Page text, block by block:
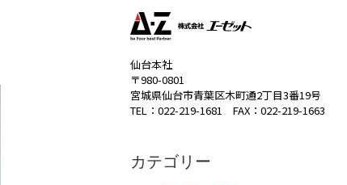
仙台本社
〒980-0801
宮城県仙台市青葉区木町通2丁目3番19号
TEL：022-219-1681 FAX：022-219-1663
カテゴリー